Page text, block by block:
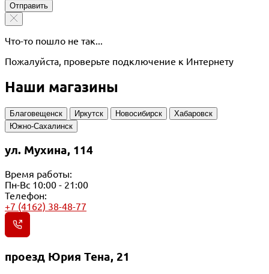
Отправить
Что-то пошло не так...
Пожалуйста, проверьте подключение к Интернету
Наши магазины
Благовещенск Иркутск Новосибирск
Хабаровск
Южно-Сахалинск
ул. Мухина, 114
Время работы:
Пн-Вс 10:00 - 21:00
Телефон:
+7 (4162) 38-48-77
проезд Юрия Тена, 21